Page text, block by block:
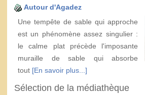
Autour d'Agadez
Une tempête de sable qui approche
est un phénomène assez singulier :
le calme plat précède l'imposante
muraille de sable qui absorbe
tout [En savoir plus...]
Sélection de la médiathèque